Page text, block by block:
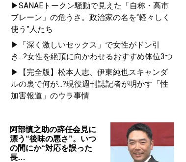
▶SANAEトークン騒動で見えた「自称・高市
ブレーン」の危うさ。政治家の名を“軽々しく
使う”人たち
▶「深く激しいセックス」で女性がドン引
き...?女性を絶頂に向かわせるおすすめ体位3つ
▶【完全版】松本人志、伊東純也スキャンダ
ルの裏で何が...?現役週刊誌記者が明かす「性
加害報道」のウラ事情
阿部慎之助の辞任会見に
漂う“後味の悪さ”。いつ
の間にか“対応を誤った
長…